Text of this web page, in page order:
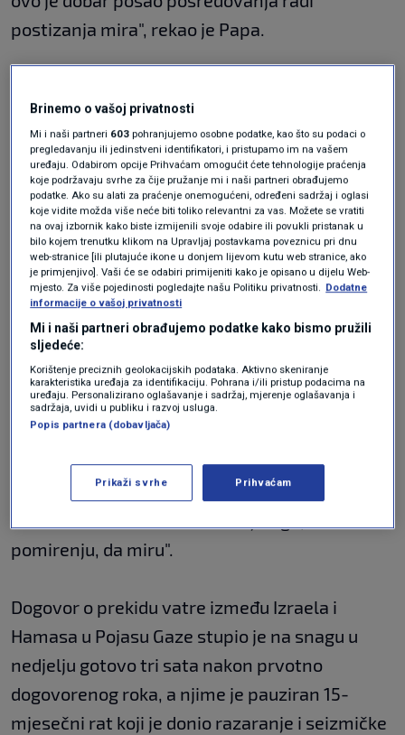
postizanja mira", rekao je Papa.
sudjelovale u ovom važnom rezultatu", dodao
je, uputivši apel: "Nadam se da će strane
odmah poštovati ono što je dogovoreno".
"Također se nadam da će humanitarna pomoć
još brže stići... do ljudi u Gazi, koji imaju toliko
hitnih potreba", istaknuo je papa Franjo.
Papa je izrazio nadu da će političke vlasti
Izraela i Palestine, uz pomoć međunarodne
zajednice moći doći do pravog rješenja za dvije
države.
"Izraelci i Palestinci trebaju jasne znakove
pomirenju, da miru".
Dogovor o prekidu vatre između Izraela i
Hamasa u Pojasu Gaze stupio je na snagu u
nedjelju gotovo tri sata nakon prvotno
dogovorenog roka, a njime je pauziran 15-
mjesečni rat koji je donio razaranje i seizmičke
Brinemo o vašoj privatnosti
Mi i naši partneri 603 pohranjujemo osobne podatke, kao što su podaci o
pregledavanju ili jedinstveni identifikatori, i pristupamo im na vašem
uređaju. Odabirom opcije Prihvaćam omogućit ćete tehnologije praćenja
koje podržavaju svrhe za čije pružanje mi i naši partneri obrađujemo
podatke. Ako su alati za praćenje onemogućeni, određeni sadržaj i oglasi
koje vidite možda više neće biti toliko relevantni za vas. Možete se vratiti
na ovaj izbornik kako biste izmijenili svoje odabire ili povukli pristanak u
bilo kojem trenutku klikom na Upravljaj postavkama poveznicu pri dnu
web-stranice [ili plutajuće ikone u donjem lijevom kutu web stranice, ako
je primjenjivo]. Vaši će se odabiri primijeniti kako je opisano u dijelu Web-
mjesto. Za više pojedinosti pogledajte našu Politiku privatnosti. Dodatne
informacije o vašoj privatnosti
Mi i naši partneri obrađujemo podatke kako bismo pružili
sljedeće:
Korištenje preciznih geolokacijskih podataka. Aktivno skeniranje
karakteristika uređaja za identifikaciju. Pohrana i/ili pristup podacima na
uređaju. Personalizirano oglašavanje i sadržaj, mjerenje oglašavanja i
sadržaja, uvidi u publiku i razvoj usluga.
Popis partnera (dobavljača)
Prikaži svrhe Prihvaćam